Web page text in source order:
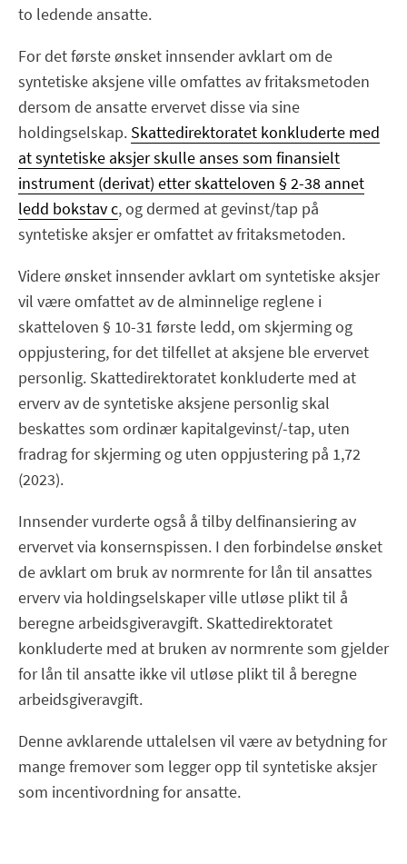
to ledende ansatte.
For det første ønsket innsender avklart om de
syntetiske aksjene ville omfattes av fritaksmetoden
dersom de ansatte ervervet disse via sine
holdingselskap. Skattedirektoratet konkluderte med
at syntetiske aksjer skulle anses som finansielt
instrument (derivat) etter skatteloven § 2-38 annet
ledd bokstav c, og dermed at gevinst/tap på
syntetiske aksjer er omfattet av fritaksmetoden.
Videre ønsket innsender avklart om syntetiske aksjer
vil være omfattet av de alminnelige reglene i
skatteloven § 10-31 første ledd, om skjerming og
oppjustering, for det tilfellet at aksjene ble ervervet
personlig. Skattedirektoratet konkluderte med at
erverv av de syntetiske aksjene personlig skal
beskattes som ordinær kapitalgevinst/-tap, uten
fradrag for skjerming og uten oppjustering på 1,72
(2023).
Innsender vurderte også å tilby delfinansiering av
ervervet via konsernspissen. I den forbindelse ønsket
de avklart om bruk av normrente for lån til ansattes
erverv via holdingselskaper ville utløse plikt til å
beregne arbeidsgiveravgift. Skattedirektoratet
konkluderte med at bruken av normrente som gjelder
for lån til ansatte ikke vil utløse plikt til å beregne
arbeidsgiveravgift.
Denne avklarende uttalelsen vil være av betydning for
mange fremover som legger opp til syntetiske aksjer
som incentivordning for ansatte.